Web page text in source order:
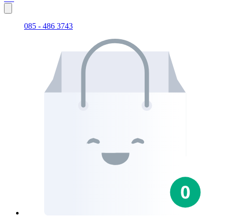
085 - 486 3743